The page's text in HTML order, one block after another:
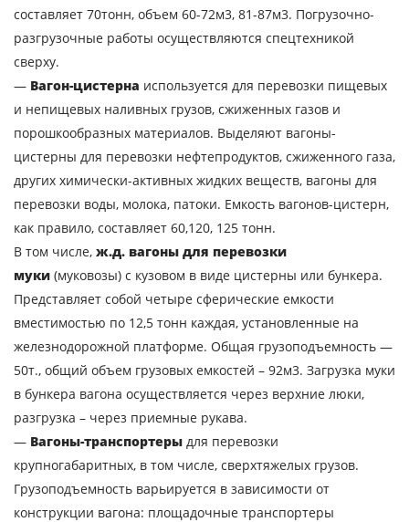
составляет 70тонн, объем 60-72м3, 81-87м3. Погрузочно-
разгрузочные работы осуществляются спецтехникой
сверху.
— Вагон-цистерна используется для перевозки пищевых
и непищевых наливных грузов, сжиженных газов и
порошкообразных материалов. Выделяют вагоны-
цистерны для перевозки нефтепродуктов, сжиженного газа,
других химически-активных жидких веществ, вагоны для
перевозки воды, молока, патоки. Емкость вагонов-цистерн,
как правило, составляет 60,120, 125 тонн.
В том числе, ж.д. вагоны для перевозки
муки (муковозы) с кузовом в виде цистерны или бункера.
Представляет собой четыре сферические емкости
вместимостью по 12,5 тонн каждая, установленные на
железнодорожной платформе. Общая грузоподъемность —
50т., общий объем грузовых емкостей – 92м3. Загрузка муки
в бункера вагона осуществляется через верхние люки,
разгрузка – через приемные рукава.
— Вагоны-транспортеры для перевозки
крупногабаритных, в том числе, сверхтяжелых грузов.
Грузоподъемность варьируется в зависимости от
конструкции вагона: площадочные транспортеры
Узнать стоимость
перевозки
Страна загрузки
Страна выгрузки
Город выгрузки
Наименование груза
Дата загрузки
Вес груза, ( т )
Объем груза
Контактное лицо